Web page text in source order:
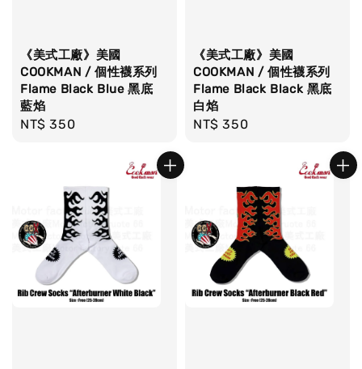
《美式工廠》美國
COOKMAN / 個性襪系列
Flame Black Blue 黑底
藍焰
Regular
NT$ 350
《美式工廠》美國
COOKMAN / 個性襪系列
Flame Black Black 黑底
白焰
Regular
NT$ 350